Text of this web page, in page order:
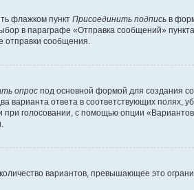
флажком пункт Присоединить подпись в
в параграфе «Отправка сообщений»
отправки сообщения.
опрос под основной формой для создания
ответа в соответствующих полях,
при голосовании, с помощью опции
вариантов, превышающее это